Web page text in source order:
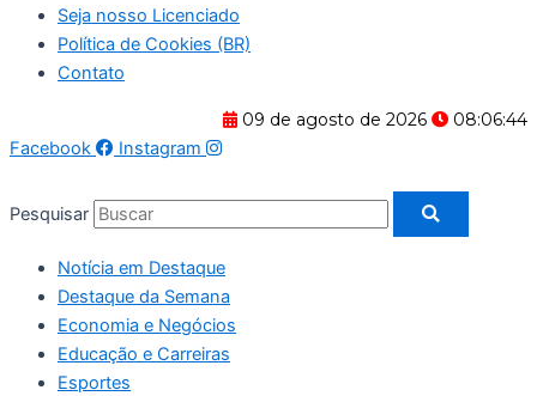
Seja nosso Licenciado
Política de Cookies (BR)
Contato
09 de agosto de 2026
08:06:44
Facebook
Instagram
Pesquisar
Notícia em Destaque
Destaque da Semana
Economia e Negócios
Educação e Carreiras
Esportes